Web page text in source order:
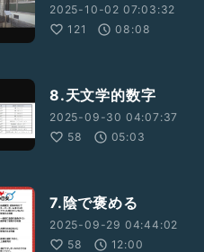
2025-10-02 07:03:32
121
08:08
8.天文学的数字
2025-09-30 04:07:37
58
05:03
7.陰で褒める
2025-09-29 04:44:02
58
12:00